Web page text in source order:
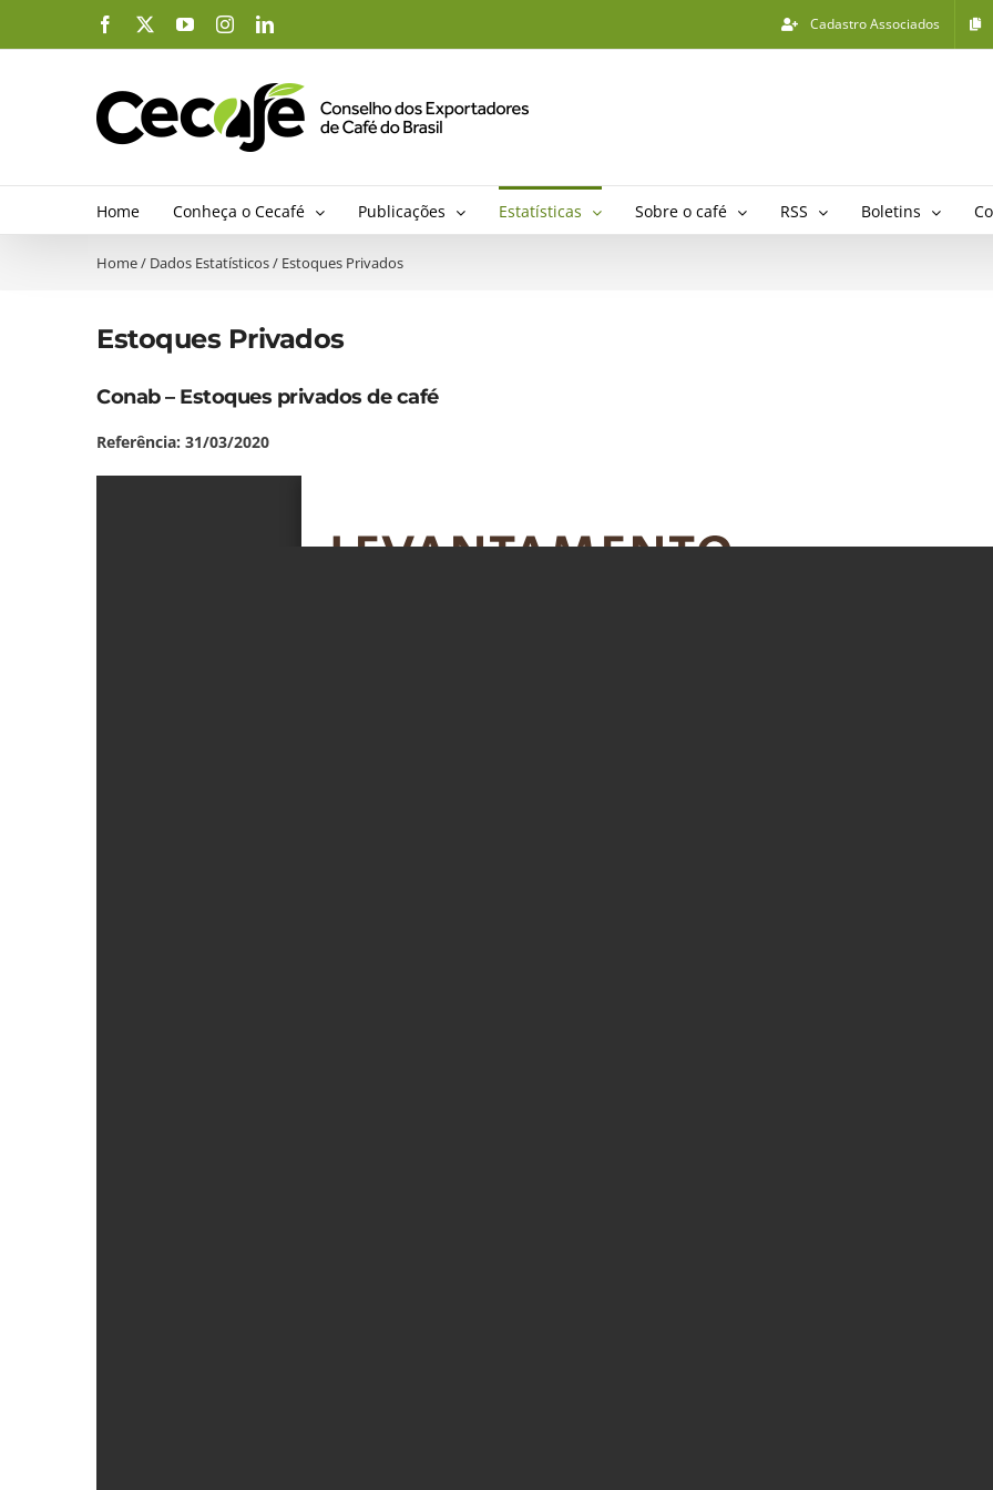
o
Facebook YouTubeInstagramLinkedIn Cadastro Associados
Home Conheça o Cecafé Publicações Estatísticas Sobre o café RSS Boletins
Home/ Dados Estatísticos/ Estoques Privados
Estoques Privados
Conab – Estoques privados de café
Referência: 31/03/2020